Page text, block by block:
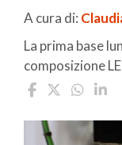
A cura di:
La prima base
composizione